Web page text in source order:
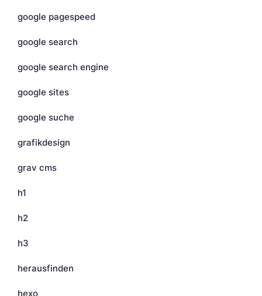
google pagespeed
google search
google search engine
google sites
google suche
grafikdesign
grav cms
h1
h2
h3
herausfinden
hexo